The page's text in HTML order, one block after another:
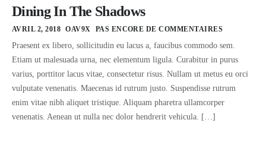
Dining In The Shadows
AVRIL 2, 2018 OAV9X PAS ENCORE DE COMMENTAIRES
Praesent ex libero, sollicitudin eu lacus a, faucibus commodo sem.
Etiam ut malesuada urna, nec elementum ligula. Curabitur in purus
varius, porttitor lacus vitae, consectetur risus. Nullam ut metus eu orci
vulputate venenatis. Maecenas id rutrum justo. Suspendisse rutrum
enim vitae nibh aliquet tristique. Aliquam pharetra ullamcorper
venenatis. Aenean ut nulla nec dolor hendrerit vehicula. […]